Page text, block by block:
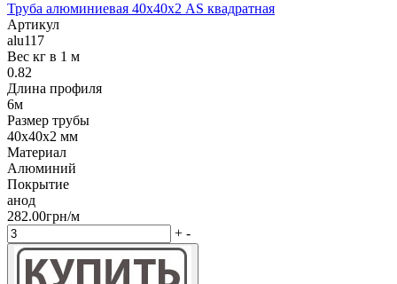
Труба алюминиевая 40х40х2 AS квадратная
Артикул
alu117
Вес кг в 1 м
0.82
Длина профиля
6м
Размер трубы
40х40х2 мм
Материал
Алюминий
Покрытие
анод
282.00грн/м
+ -